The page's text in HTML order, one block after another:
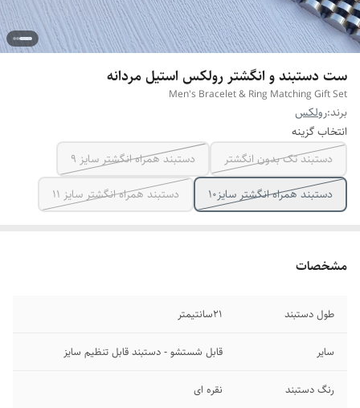
ست دستبند و انگشتر رولکس استیل مردانه
Men's Bracelet & Ring Matching Gift Set
برند:رولکس
انتخاب گزینه
دستبند تک بدون انگشتر
دستبند همراه انگشتر سایز ۹
دستبند همراه انگشتر سایز10
دستبند همراه انگشتر سایز ۱۱
مشخصات
طول دستبند ۲1سانتیمتر
سایر قابل شستشو - دستبند قابل تنظیم سایز
رنگ دستبند نقره ای